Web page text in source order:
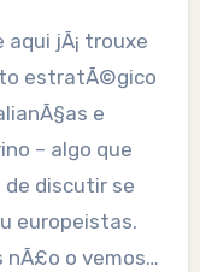
jÃ¡ trouxe
estratÃ©gico
e
– algo que
discutir se
europeistas.
nÃ£o o vemos…